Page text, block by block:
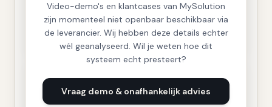
Video-demo's en klantcases van MySolution
zijn momenteel niet openbaar beschikbaar via
de leverancier. Wij hebben deze details echter
wél geanalyseerd. Wil je weten hoe dit
systeem echt presteert?
Vraag demo & onafhankelijk advies